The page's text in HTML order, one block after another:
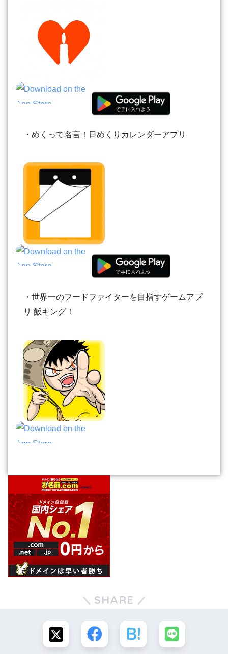
・めくって名言！日めくりカレンダーアプリ
・世界一のフードファイターを目指すゲームアプ
リ 飯キング！
SHARE